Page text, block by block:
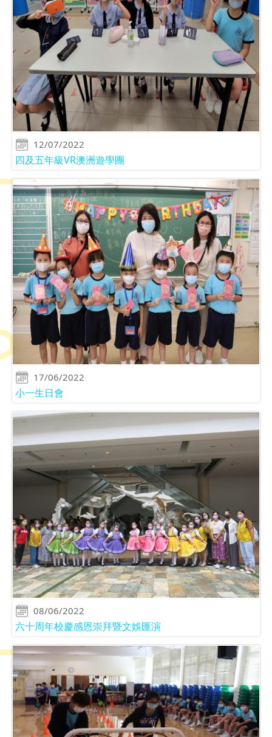
12/07/2022
四及五年級VR澳洲遊學團
17/06/2022
小一生日會
08/06/2022
六十周年校慶感恩崇拜暨文娛匯演